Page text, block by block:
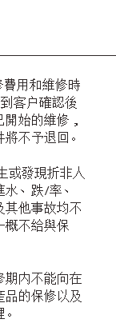
用和維修時
客户確認後
始的維修，
不予退回。
或發現折非人
、跌/率、
其他事故均不
概不給與保
期内不能向在
的保修以及